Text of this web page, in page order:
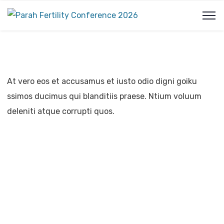
At vero eos et accusamus et iusto odio digni goiku
ssimos ducimus qui blanditiis praese. Ntium voluum
deleniti atque corrupti quos.